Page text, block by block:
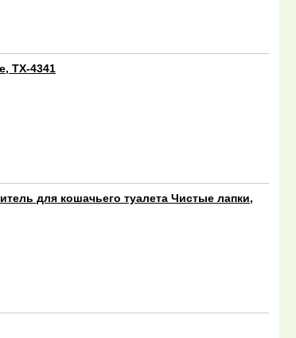
TX-4341
для кошачьего туалета Чистые лапки,